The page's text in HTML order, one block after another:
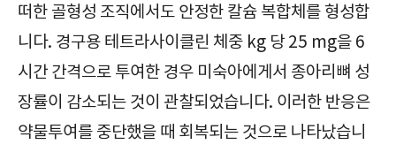
떠한 골형성 조직에서도 안정한 칼슘 복합체를 형성합
니다. 경구용 테트라사이클린 체중 kg 당 25 mg을 6
시간 간격으로 투여한 경우 미숙아에게서 종아리뼈 성
장률이 감소되는 것이 관찰되었습니다. 이러한 반응은
약물투여를 중단했을 때 회복되는 것으로 나타났습니